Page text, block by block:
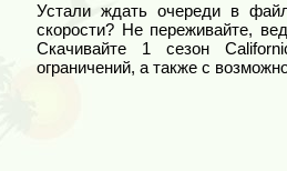
Устали ждать очереди в
скорости? Не переживайте,
Скачивайте 1 сезон
ограничений, а также с